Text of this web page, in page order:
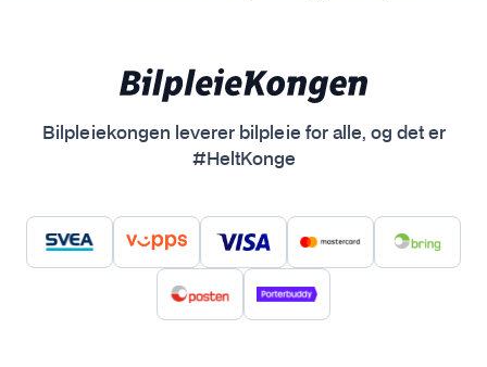
Bilpleiekongen leverer bilpleie for alle, og det er
#HeltKonge